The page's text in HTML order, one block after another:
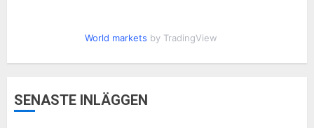
World markets by TradingView
SENASTE INLÄGGEN